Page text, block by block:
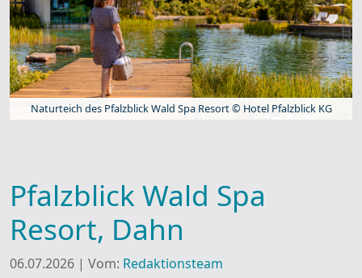
Naturteich des Pfalzblick Wald Spa Resort © Hotel Pfalzblick KG
Pfalzblick Wald Spa
Resort, Dahn
06.07.2026 | Vom: Redaktionsteam